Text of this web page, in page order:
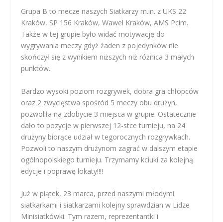
Grupa B to mecze naszych Siatkarzy m.in. z UKS 22
Kraków, SP 156 Kraków, Wawel Kraków, AMS Pcim.
Także w tej grupie było widać motywację do
wygrywania meczy gdyż żaden z pojedynków nie
skończył się z wynikiem niższych niż różnica 3 małych
punktów.
Bardzo wysoki poziom rozgrywek, dobra gra chłopców
oraz 2 zwycięstwa spośród 5 meczy obu drużyn,
pozwoliła na zdobycie 3 miejsca w grupie. Ostatecznie
dało to pozycje w pierwszej 12-stce turnieju, na 24
drużyny biorące udział w tegorocznych rozgrywkach.
Pozwoli to naszym drużynom zagrać w dalszym etapie
ogólnopolskiego turnieju. Trzymamy kciuki za kolejną
edycje i poprawę lokaty!!!!
Już w piątek, 23 marca, przed naszymi młodymi
siatkarkami i siatkarzami kolejny sprawdzian w Lidze
Minisiatkówki. Tym razem, reprezentantki i